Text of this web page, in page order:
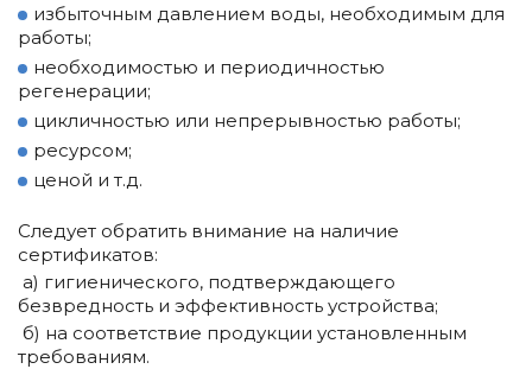
избыточным давлением воды, необходимым для
работы;
необходимостью и периодичностью
регенерации;
цикличностью или непрерывностью работы;
ресурсом;
ценой и т.д.
Следует обратить внимание на наличие
сертификатов:
а) гигиенического, подтверждающего
безвредность и эффективность устройства;
б) на соответствие продукции установленным
требованиям.